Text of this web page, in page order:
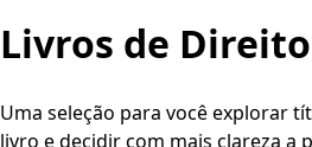
Livros de Direito
Uma seleção para você explorar
livro e decidir com mais clareza a